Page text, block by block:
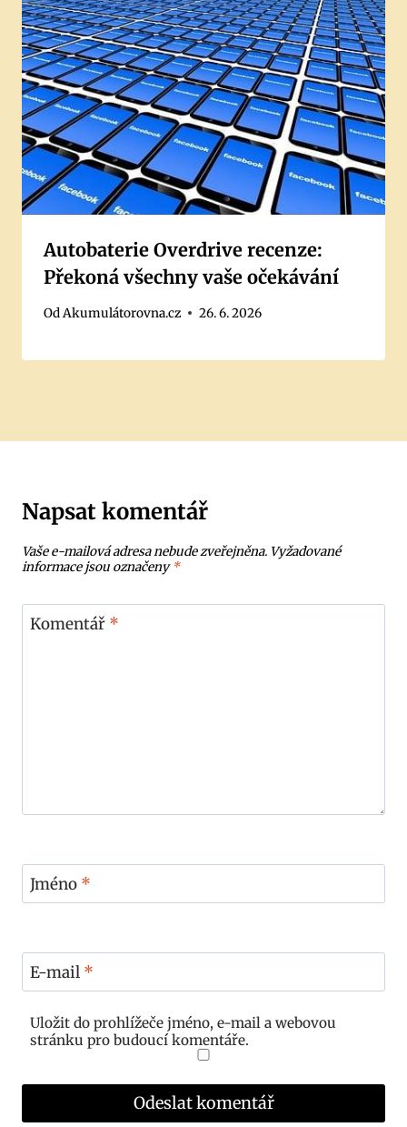
Autobaterie Overdrive recenze:
Překoná všechny vaše očekávání
OdAkumulátorovna.cz 26. 6. 2026
Napsat komentář
Vaše e-mailová adresa nebude zveřejněna. Vyžadované
informace jsou označeny*
Komentář *
Jméno *
E-mail *
Uložit do prohlížeče jméno, e-mail a webovou
stránku pro budoucí komentáře.